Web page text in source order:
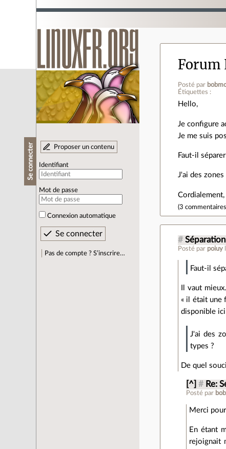
Se connecter Proposer un contenu
Identifiant
Mot de passe
Connexion automatique
Pas de compte ? S’inscrire…
Forum
Posté par
Étiquettes :
Hello,
Je configure
Je me suis
Faut-il
J'ai des
Cordialement,
(3
#
Posté par poiuy
Faut-il
Il vaut
« il était une
disponible ici
J'ai des
types ?
De quel
[^] # Re:
Posté par
Merci
En étant
rejoignait